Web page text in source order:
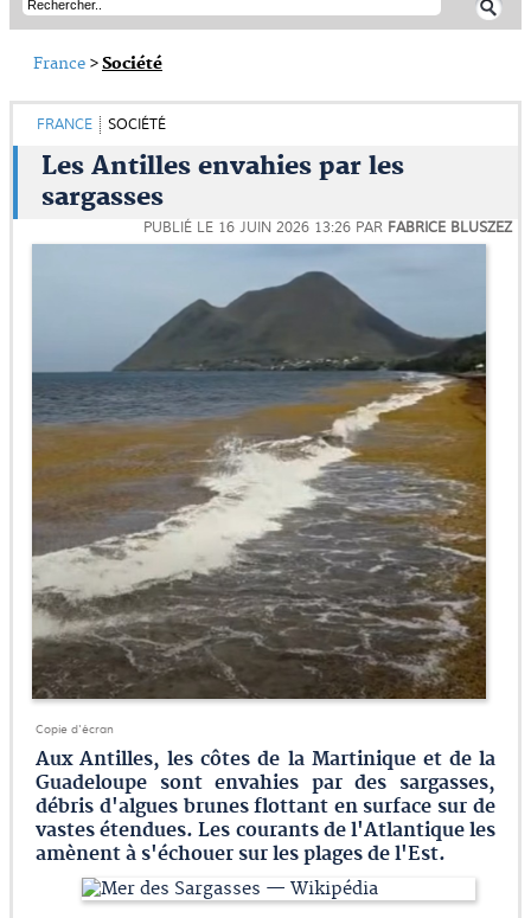
France >Société
FRANCE SOCIÉTÉ
Les Antilles envahies par les
sargasses
PUBLIÉ LE 16 JUIN 2026 13:26 PAR FABRICE BLUSZEZ
Copie d'écran
Aux Antilles, les côtes de la Martinique et de la
Guadeloupe sont envahies par des sargasses,
débris d'algues brunes flottant en surface sur de
vastes étendues. Les courants de l'Atlantique les
amènent à s'échouer sur les plages de l'Est.